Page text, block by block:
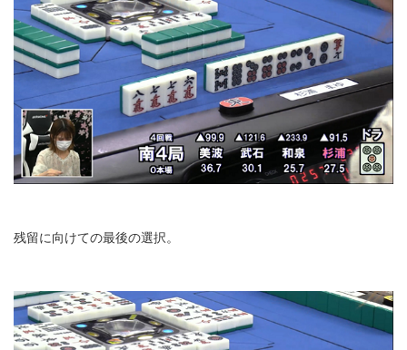
残留に向けての最後の選択。